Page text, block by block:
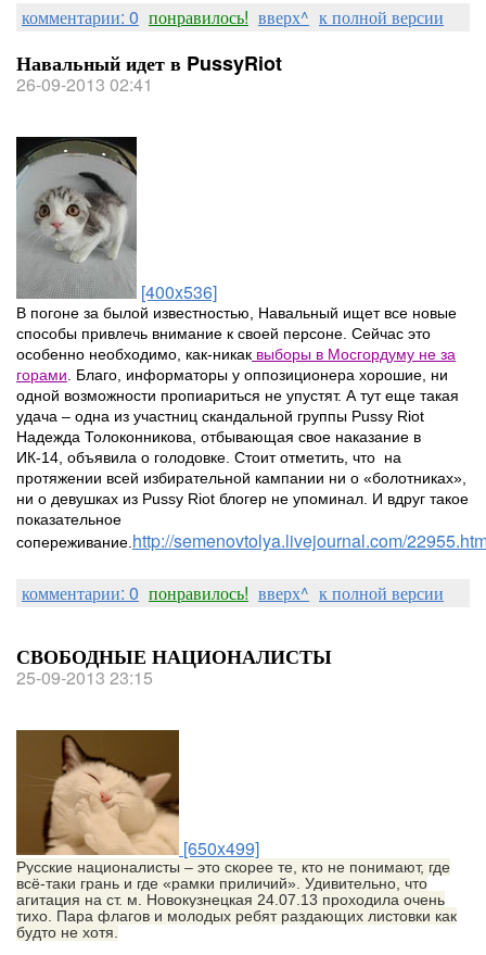
комментарии: 0 понравилось! вверх^ к полной версии
Навальный идет в PussyRiot
26-09-2013 02:41
[400x536]
В погоне за былой известностью, Навальный ищет все новые
способы привлечь внимание к своей персоне. Сейчас это
особенно необходимо, как-никак выборы в Мосгордуму не за
горами. Благо, информаторы у оппозиционера хорошие, ни
одной возможности пропиариться не упустят. А тут еще такая
удача – одна из участниц скандальной группы Pussy Riot
Надежда Толоконникова, отбывающая свое наказание в
ИК-14, объявила о голодовке. Стоит отметить, что на
протяжении всей избирательной кампании ни о «болотниках»,
ни о девушках из Pussy Riot блогер не упоминал. И вдруг такое
показательное
сопереживание.http://semenovtolya.livejournal.com/
комментарии: 0 понравилось! вверх^ к полной версии
СВОБОДНЫЕ НАЦИОНАЛИСТЫ
25-09-2013 23:15
[650x499]
Русские националисты – это скорее те, кто не понимают, где
всё-таки грань и где «рамки приличий». Удивительно, что
агитация на ст. м. Новокузнецкая 24.07.13 проходила очень
тихо. Пара флагов и молодых ребят раздающих листовки как
будто не хотя.